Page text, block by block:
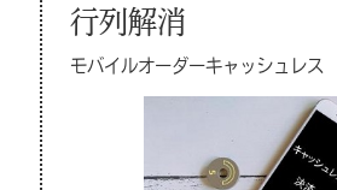
行列解消
モバイルオーダーキャッシュレス